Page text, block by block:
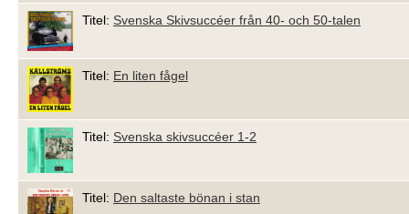
Titel: Svenska Skivsuccéer från 40- och 50-talen
Titel: En liten fågel
Titel: Svenska skivsuccéer 1-2
Titel: Den saltaste bönan i stan